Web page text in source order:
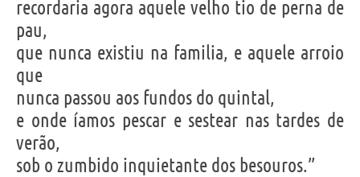
Personagens relacionados por PROFISSÃO CONTEÚDOS
recordaria agora aquele velho tio de perna de
pau,
que nunca existiu na familia, e aquele arroio
que
nunca passou aos fundos do quintal,
e onde íamos pescar e sestear nas tardes de
verão,
sob o zumbido inquietante dos besouros.”